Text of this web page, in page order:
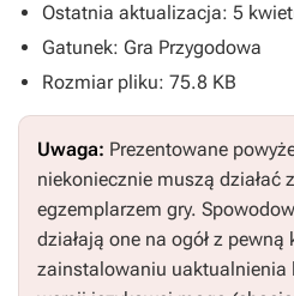
Ostatnia aktualizacja: 5
Gatunek: Gra Przygodowa
Rozmiar pliku: 75.8 KB
Uwaga: Prezentowane
niekoniecznie muszą działać
egzemplarzem gry.
działają one na ogół z
zainstalowaniu uaktualnienia